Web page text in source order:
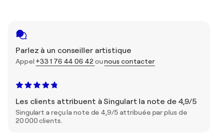
Parlez à un conseiller artistique
Appel +33 1 76 44 06 42ounous contacter
Les clients attribuent à Singulart la note de 4,9/5
Singulart a reçu la note de 4,9/5 attribuée par plus de
20 000 clients.